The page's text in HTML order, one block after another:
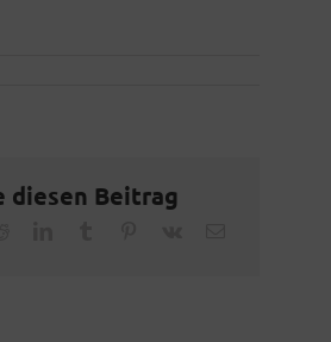
diesen Beitrag